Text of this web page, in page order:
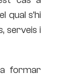
qual s’hi
serveis i
formar